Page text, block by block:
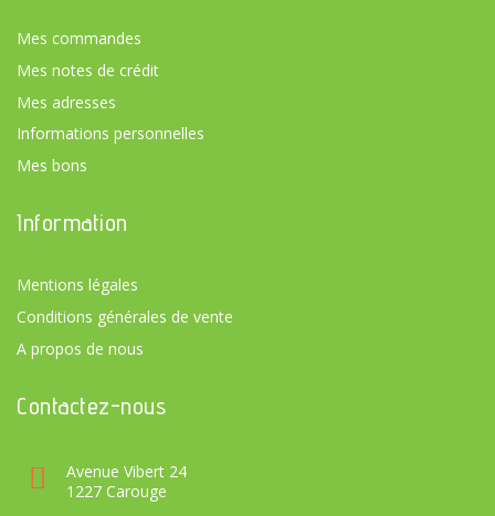
Mes commandes
Mes notes de crédit
Mes adresses
Informations personnelles
Mes bons
Information
Mentions légales
Conditions générales de vente
A propos de nous
Contactez-nous
Avenue Vibert 24
1227 Carouge